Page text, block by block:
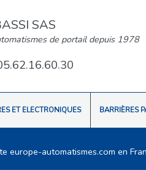
SAS
de portail depuis 1978
ET ELECTRONIQUES BARRIÈRES
europe-automatismes.com en